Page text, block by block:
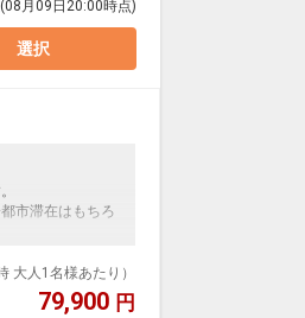
なごみ）」で提供
焼き上げる評判
掛け流しで楽し
(08月09日20:00時点)
選択
市滞在はもちろ
大人1名様あたり）
79,900 円